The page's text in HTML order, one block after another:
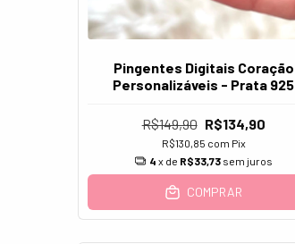
Pingentes Digitais Coração
Personalizáveis - Prata 925
R$149,90 R$134,90
R$130,85 com Pix
4 x de R$33,73 sem juros
COMPRAR